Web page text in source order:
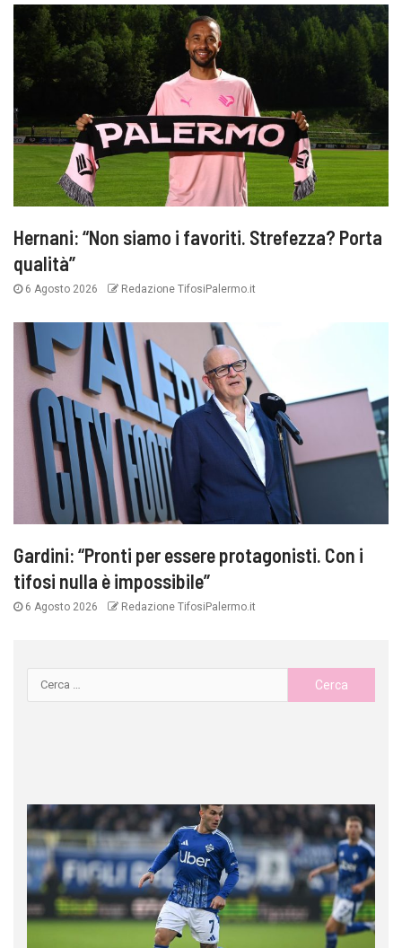
Hernani: “Non siamo i favoriti. Strefezza? Porta
qualità”
6 Agosto 2026 Redazione TifosiPalermo.it
Gardini: “Pronti per essere protagonisti. Con i
tifosi nulla è impossibile”
6 Agosto 2026 Redazione TifosiPalermo.it